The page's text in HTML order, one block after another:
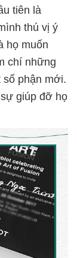
tiên là
thú vị ý
họ muốn
chí những
số phận mới.
giúp đỡ họ